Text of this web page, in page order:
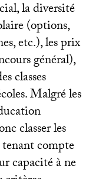
la diversité
(options,
etc.), les prix
général),
classes
Malgré les
classer les
tenant compte
capacité à ne